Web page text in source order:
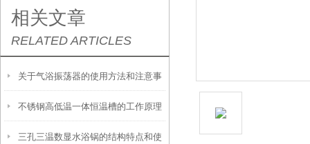
相关文章
RELATED ARTICLES
关于气浴振荡器的使用方法和注意事
项
不锈钢高低温一体恒温槽的工作原理
和控制系统介绍
三孔三温数显水浴锅的结构特点和使